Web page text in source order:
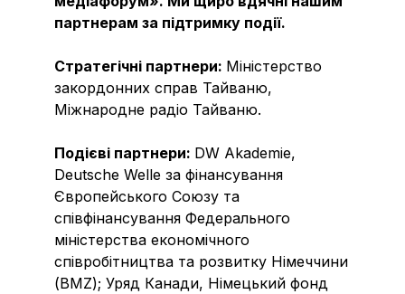
партнерам за підтримку події.
Стратегічні партнери: Міністерство
закордонних справ Тайваню,
Міжнародне радіо Тайваню.
Подієві партнери: DW Akademie,
Deutsche Welle за фінансування
Європейського Союзу та
співфінансування Федерального
міністерства економічного
співробітництва та розвитку Німеччини
(BMZ); Уряд Канади, Німецький фонд